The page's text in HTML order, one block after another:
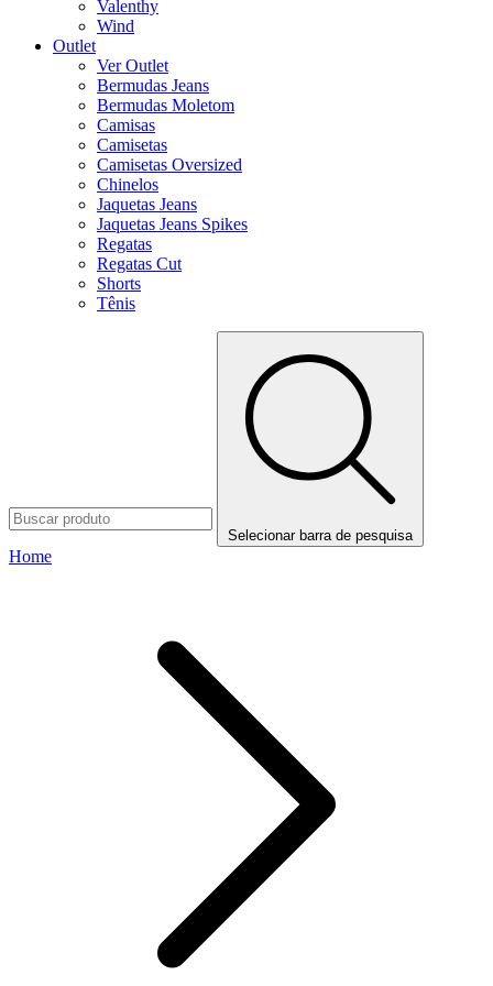
Valenthy
Wind
Outlet
Ver Outlet
Bermudas Jeans
Bermudas Moletom
Camisas
Camisetas
Camisetas Oversized
Chinelos
Jaquetas Jeans
Jaquetas Jeans Spikes
Regatas
Regatas Cut
Shorts
Tênis
Selecionar barra de pesquisa
Home